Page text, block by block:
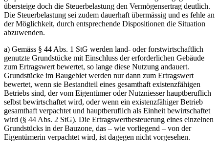
übersteige doch die Steuerbelastung den Vermögensertrag deutlich.
Die Steuerbelastung sei zudem dauerhaft übermässig und es fehle an
der Möglichkeit, durch entsprechende Dispositionen die Situation
abzuwenden.
a) Gemäss § 44 Abs. 1 StG werden land- oder forstwirtschaftlich
genutzte Grundstücke mit Einschluss der erforderlichen Gebäude
zum Ertragswert bewertet, so lange diese Nutzung andauert.
Grundstücke im Baugebiet werden nur dann zum Ertragswert
bewertet, wenn sie Bestandteil eines gesamthaft existenzfähigen
Betriebs sind, der vom Eigentümer oder Nutzniesser hauptberuflich
selbst bewirtschaftet wird, oder wenn ein existenzfähiger Betrieb
gesamthaft verpachtet und hauptberuflich als Einheit bewirtschaftet
wird (§ 44 Abs. 2 StG). Die Ertragswertbesteuerung eines einzelnen
Grundstücks in der Bauzone, das – wie vorliegend – von der
Eigentümerin verpachtet wird, ist dagegen nicht vorgesehen.